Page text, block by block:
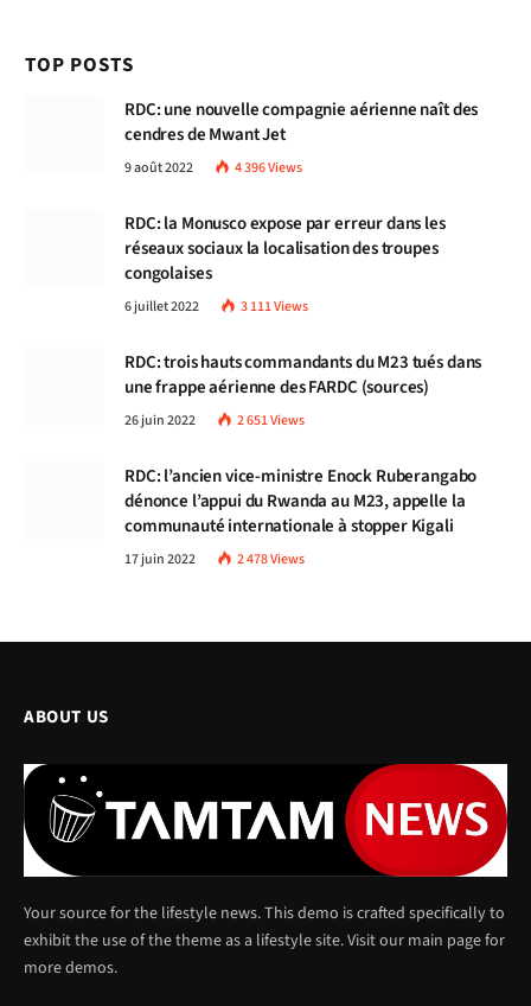
TOP POSTS
RDC: une nouvelle compagnie aérienne naît des
cendres de Mwant Jet
9 août 2022 4 396Views
RDC: la Monusco expose par erreur dans les
réseaux sociaux la localisation des troupes
congolaises
6 juillet 2022 3 111Views
RDC: trois hauts commandants du M23 tués dans
une frappe aérienne des FARDC (sources)
26 juin 2022 2 651Views
RDC: l’ancien vice-ministre Enock Ruberangabo
dénonce l’appui du Rwanda au M23, appelle la
communauté internationale à stopper Kigali
17 juin 2022 2 478Views
ABOUT US
Your source for the lifestyle news. This demo is crafted specifically to
exhibit the use of the theme as a lifestyle site. Visit our main page for
more demos.